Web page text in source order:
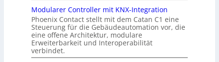
Modularer Controller mit KNX-Integration
Phoenix Contact stellt mit dem Catan C1 eine
Steuerung für die Gebäudeautomation vor, die
eine offene Architektur, modulare
Erweiterbarkeit und Interoperabilität
verbindet.